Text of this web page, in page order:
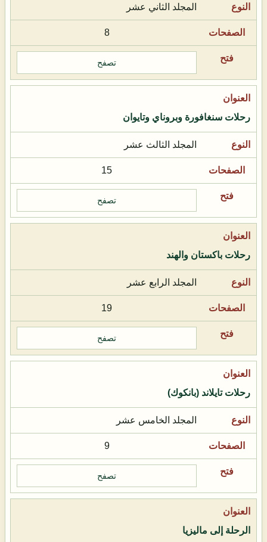
المجلد الثاني عشر
8
تصفح
رحلات سنغافورة وبروناي وتايوان
المجلد الثالث عشر
15
تصفح
رحلات باكستان والهند
المجلد الرابع عشر
19
تصفح
رحلات تايلاند (بانكوك)
المجلد الخامس عشر
9
تصفح
الرحلة إلى ماليزيا